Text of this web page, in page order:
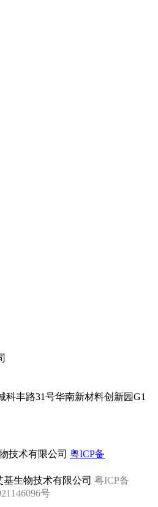
科丰路31号华南新材料创新园G1
技术有限公司 粤ICP备
生物技术有限公司 粤ICP备
号